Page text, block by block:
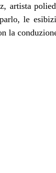
artista
le
la